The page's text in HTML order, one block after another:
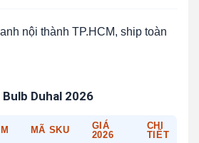
nội thành TP.HCM, ship toàn
Bulb Duhal 2026
MÃ SKU
GIÁ
2026
CHI
TIẾT